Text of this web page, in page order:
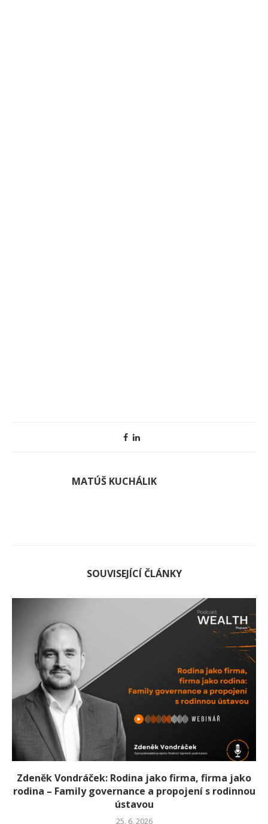
MATÚŠ KUCHÁLIK
SOUVISEJÍCÍ ČLÁNKY
Zdeněk Vondráček: Rodina jako firma, firma jako
rodina – Family governance a propojení s rodinnou
ústavou
25. 6. 2026